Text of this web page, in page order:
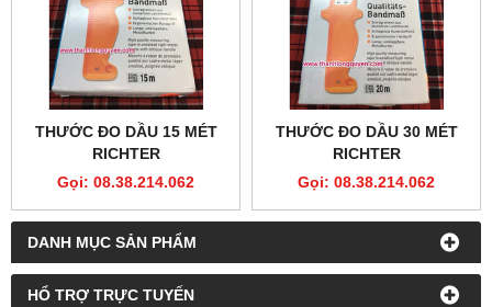
DANH MỤC SẢN PHẨM
HỔ TRỢ TRỰC TUYẾN
THƯỚC ĐO DẦU 15 MÉT
RICHTER
Gọi: 08.38.214.062
THƯỚC ĐO DẦU 30 MÉT
RICHTER
Gọi: 08.38.214.062